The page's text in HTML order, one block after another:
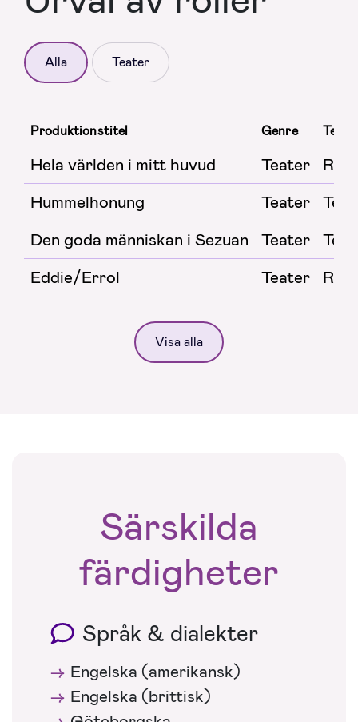
Alla Teater
Produktionstitel Genre
Hela världen i mitt huvud Teater
Hummelhonung
Teater
Den goda människan i Sezuan
Teater
Eddie/Errol
Teater
Visa alla
Särskilda
färdigheter
Språk & dialekter
Engelska (amerikansk)
Engelska (brittisk)